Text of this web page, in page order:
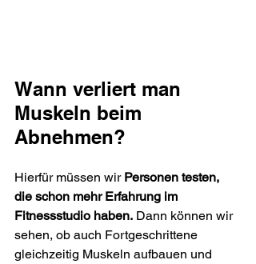
Wann verliert man
Muskeln beim
Abnehmen?
Hierfür müssen wir Personen testen,
die schon mehr Erfahrung im
Fitnessstudio haben. Dann können wir
sehen, ob auch Fortgeschrittene
gleichzeitig Muskeln aufbauen und